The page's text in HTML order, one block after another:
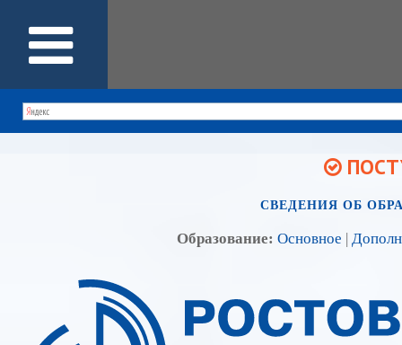
СВЕДЕНИЯ ОБ
Образование: Основное |